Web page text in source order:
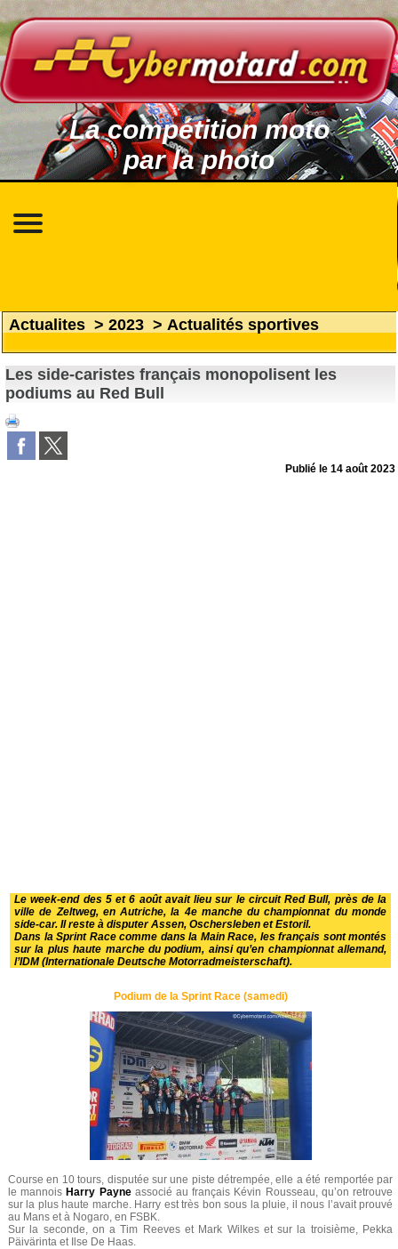
La compétition moto
par la photo
Actualites > 2023 > Actualités sportives
Les side-caristes français monopolisent les
podiums au Red Bull
Publié le14 août 2023
Le week-end des 5 et 6 août avait lieu sur le circuit Red Bull, près de la
ville de Zeltweg, en Autriche, la 4e manche du championnat du monde
side-car. Il reste à disputer Assen, Oschersleben et Estoril.
Dans la Sprint Race comme dans la Main Race, les français sont montés
sur la plus haute marche du podium, ainsi qu’en championnat allemand,
l’IDM (Internationale Deutsche Motorradmeisterschaft).
Podium de la Sprint Race (samedi)
Course en 10 tours, disputée sur une piste détrempée, elle a été remportée par
le mannois Harry Payneassocié au français Kévin Rousseau, qu’on retrouve
sur la plus haute marche. Harry est très bon sous la pluie, il nous l’avait prouvé
au Mans et à Nogaro, en FSBK.
Sur la seconde, on a Tim Reeves et Mark Wilkes et sur la troisième, Pekka
Päivärinta et Ilse De Haas.